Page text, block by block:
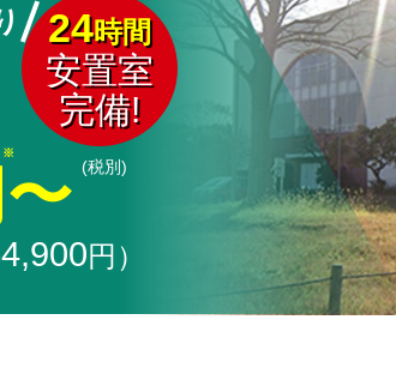
(税別)
,900円 ）
24時間
安置室
完備!